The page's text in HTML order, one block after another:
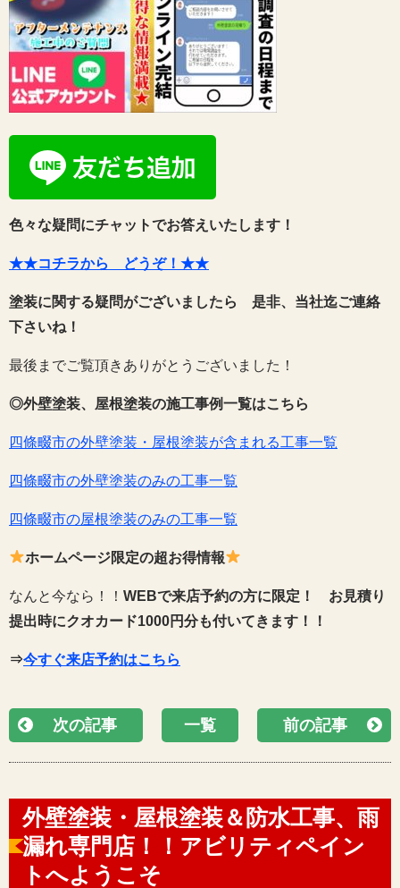
色々な疑問にチャットでお答えいたします！
★★コチラから どうぞ！★★
塗装に関する疑問がございましたら 是非、当社迄ご連絡
下さいね！
最後までご覧頂きありがとうございました！
◎外壁塗装、屋根塗装の施工事例一覧はこちら
四條畷市の外壁塗装・屋根塗装が含まれる工事一覧
四條畷市の外壁塗装のみの工事一覧
四條畷市の屋根塗装のみの工事一覧
ホームページ限定の超お得情報
なんと今なら！！ WEBで来店予約の方に限定！
お見積り
提出時にクオカード1000円分も付いてきます！！
⇒今すぐ来店予約はこちら
次の記事 一覧 前の記事
外壁塗装・屋根塗装＆防水工事、雨
漏れ専門店！！アビリティペイン
トへようこそ